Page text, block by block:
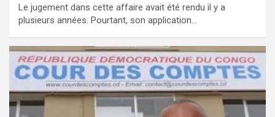
Le jugement dans cette affaire avait été rendu il y a
plusieurs années. Pourtant, son application…